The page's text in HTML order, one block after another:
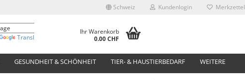
Schweiz Kundenlogin Merkzettel
Translate
Ihr Warenkorb
0.00 CHF
GESUNDHEIT & SCHÖNHEIT TIER- & HAUSTIERBEDARF WEITERE